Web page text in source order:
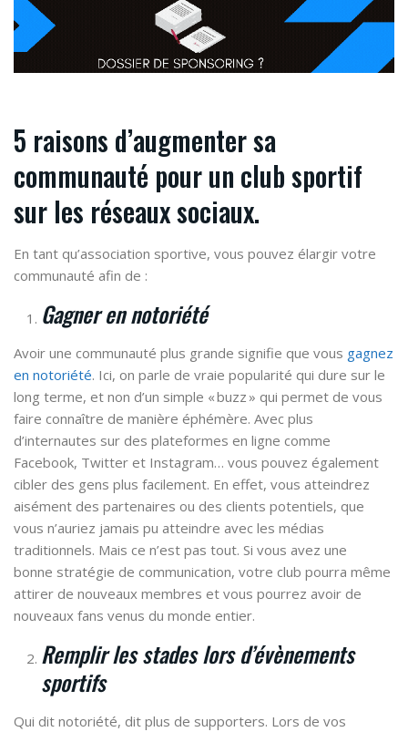
5 raisons d’augmenter sa
communauté pour un club sportif
sur les réseaux sociaux.
En tant qu’association sportive, vous pouvez élargir votre
communauté afin de :
Gagner en notoriété
Avoir une communauté plus grande signifie que vous gagnez
en notoriété. Ici, on parle de vraie popularité qui dure sur le
long terme, et non d’un simple « buzz » qui permet de vous
faire connaître de manière éphémère. Avec plus
d’internautes sur des plateformes en ligne comme
Facebook, Twitter et Instagram… vous pouvez également
cibler des gens plus facilement. En effet, vous atteindrez
aisément des partenaires ou des clients potentiels, que
vous n’auriez jamais pu atteindre avec les médias
traditionnels. Mais ce n’est pas tout. Si vous avez une
bonne stratégie de communication, votre club pourra même
attirer de nouveaux membres et vous pourrez avoir de
nouveaux fans venus du monde entier.
Remplir les stades lors d’évènements
sportifs
Qui dit notoriété, dit plus de supporters. Lors de vos